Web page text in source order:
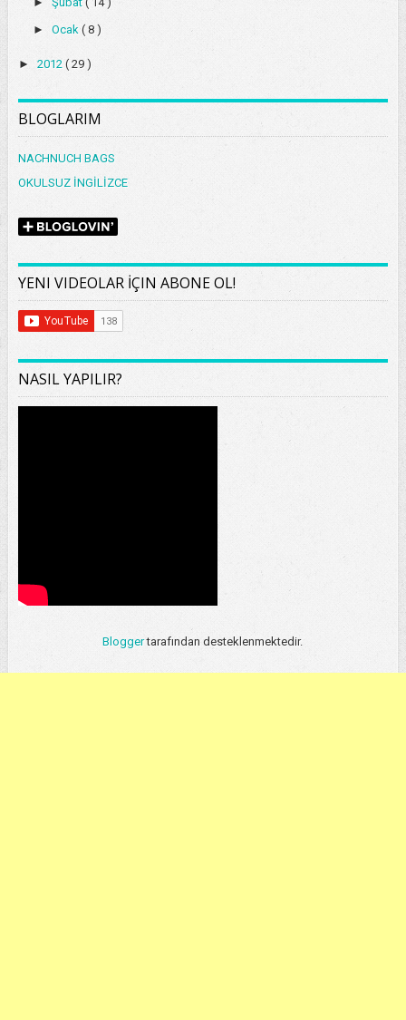
► Ocak ( 8 )
► 2012 ( 29 )
BLOGLARIM
NACHNUCH BAGS
OKULSUZ İNGİLİZCE
YENI VIDEOLAR İÇIN ABONE OL!
NASIL YAPILIR?
Bloggertarafından desteklenmektedir.